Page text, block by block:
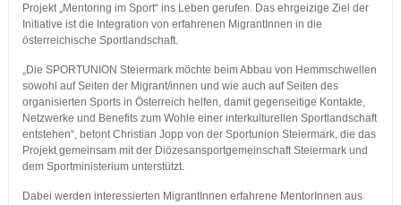
Projekt „Mentoring im Sport“ ins Leben gerufen. Das ehrgeizige Ziel der
Initiative ist die Integration von erfahrenen MigrantInnen in die
österreichische Sportlandschaft.
„Die SPORTUNION Steiermark möchte beim Abbau von Hemmschwellen
sowohl auf Seiten der Migrant/innen und wie auch auf Seiten des
organisierten Sports in Österreich helfen, damit gegenseitige Kontakte,
Netzwerke und Benefits zum Wohle einer interkulturellen Sportlandschaft
entstehen“, betont Christian Jopp von der Sportunion Steiermark, die das
Projekt gemeinsam mit der Diözesansportgemeinschaft Steiermark und
dem Sportministerium unterstützt.
Dabei werden interessierten MigrantInnen erfahrene MentorInnen aus